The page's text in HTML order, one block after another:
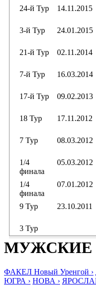
24-й Тур
14.11.2015
3-й Тур
24.01.2015
21-й Тур
02.11.2014
7-й Тур
16.03.2014
17-й Тур
09.02.2013
18 Тур
17.11.2012
7 Тур
08.03.2012
1/4
финала
05.03.2012
1/4
финала
07.01.2012
9 Тур
23.10.2011
3 Тур
МУЖСКИЕ
ФАКЕЛ Новый Уренгой ›
ЮГРА › НОВА ›